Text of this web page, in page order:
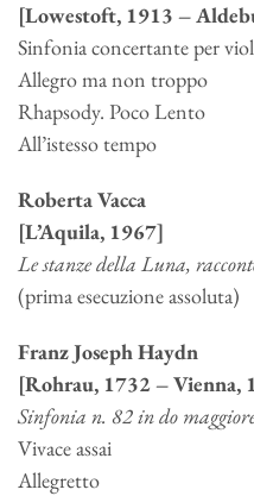
[Lowestoft, 1913 –
Sinfonia concertante per
Allegro ma non troppo
Rhapsody. Poco Lento
All’istesso tempo
Roberta Vacca
[L’Aquila, 1967]
Le stanze della Luna,
(prima esecuzione assoluta)
Franz Joseph Haydn
[Rohrau, 1732 – Vienna,
Sinfonia n. 82 in do
Vivace assai
Allegretto